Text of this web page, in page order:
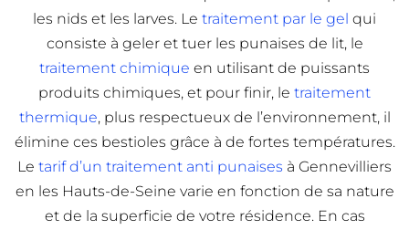
les nids et les larves. Le traitement par le gel qui
consiste à geler et tuer les punaises de lit, le
traitement chimique en utilisant de puissants
produits chimiques, et pour finir, le traitement
thermique, plus respectueux de l’environnement, il
élimine ces bestioles grâce à de fortes températures.
Le tarif d’un traitement anti punaises à Gennevilliers
en les Hauts-de-Seine varie en fonction de sa nature
et de la superficie de votre résidence. En cas